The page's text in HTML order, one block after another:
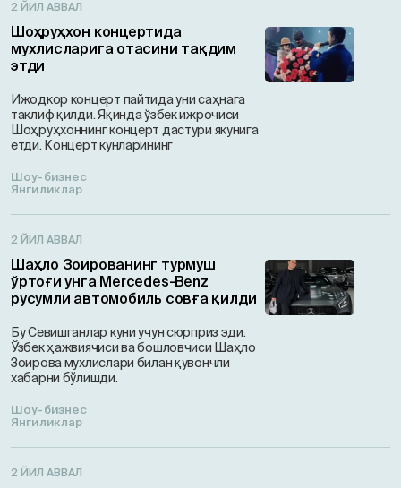
2 ЙИЛ АВВАЛ
Шоҳруҳхон концертида
мухлисларига отасини тақдим
этди
Ижодкор концерт пайтида уни саҳнага
таклиф қилди. Яқинда ўзбек ижрочиси
Шоҳруҳхоннинг концерт дастури якунига
етди. Концерт кунларининг
Шоу-бизнес
Янгиликлар
2 ЙИЛ АВВАЛ
Шаҳло Зоированинг турмуш
ўртоғи унга Mercedes-Benz
русумли автомобиль совға қилди
Бу Севишганлар куни учун сюрприз эди.
Ўзбек ҳажвиячиси ва бошловчиси Шаҳло
Зоирова мухлислари билан қувончли
хабарни бўлишди.
Шоу-бизнес
Янгиликлар
2 ЙИЛ АВВАЛ